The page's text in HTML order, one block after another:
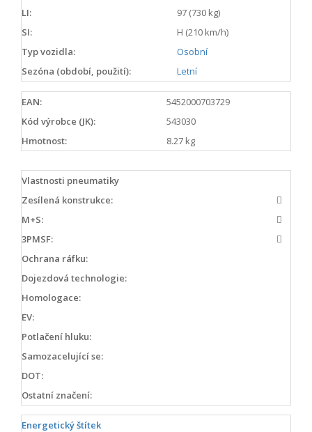
LI:
97 (730 kg)
SI:
H (210 km/h)
Typ vozidla:
Osobní
Sezóna (období, použití):
Letní
EAN:
5452000703729
Kód výrobce (JK):
543030
Hmotnost:
8.27 kg
Vlastnosti pneumatiky
Zesílená konstrukce:
M+S:
3PMSF:
Ochrana ráfku:
Dojezdová technologie:
Homologace:
EV:
Potlačení hluku:
Samozacelující se:
DOT:
Ostatní značení:
Energetický štítek